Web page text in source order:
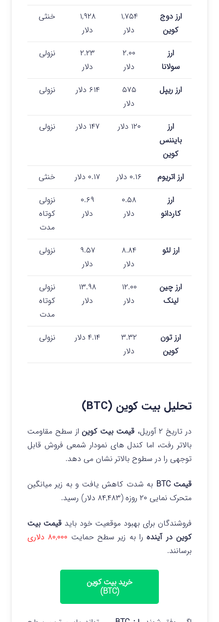
ارز دوج
کوین
۱,۷۵۴
دلار
۱,۹۲۸
دلار
خنثی
ارز
سولانا
۲.۰۰
دلار
۲.۲۳
دلار
نزولی
ارز ریپل
۵۷۵
دلار
۶۱۴ دلار نزولی
ارز
بایننس
کوین
۱۲۰ دلار ۱۴۷ دلار نزولی
ارز اتریوم ۰.۱۶ دلار ۰.۱۷ دلار
خنثی
ارز
کاردانو
۰.۵۸
دلار
۰.۶۹
دلار
نزولی
کوتاه
مدت
ارز لئو
۸.۸۴
دلار
۹.۵۷
دلار
نزولی
ارز چین
لینک
۱۲.۰۰
دلار
۱۳.۹۸
دلار
نزولی
کوتاه
مدت
ارز تون
کوین
۳.۳۲
دلار
۴.۱۴ دلار نزولی
تحلیل بیت کوین (BTC)
در تاریخ ۲ آوریل، قیمت بیت کویناز سطح مقاومت
بالاتر رفت، اما کندل های نمودار شمعی فروش قابل
توجهی را در سطوح بالاتر نشان می دهد.
قیمت BTC
به شدت کاهش یافت و به زیر میانگین
متحرک نمایی ۲۰ روزه (۸۴,۴۸۳ دلار) رسید.
فروشندگان برای بهبود موقعیت خود باید قیمت بیت
کوین در آیندهرا به زیر سطح حمایت ۸۰,۰۰۰ دلاری
برسانند.
خرید بیت کوین
(BTC)